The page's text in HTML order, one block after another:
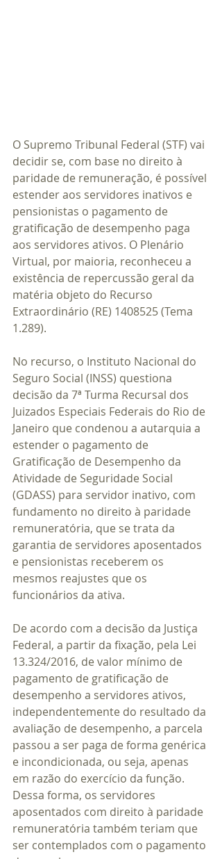
O Supremo Tribunal Federal (STF) vai
decidir se, com base no direito à
paridade de remuneração, é possível
estender aos servidores inativos e
pensionistas o pagamento de
gratificação de desempenho paga
aos servidores ativos. O Plenário
Virtual, por maioria, reconheceu a
existência de repercussão geral da
matéria objeto do Recurso
Extraordinário (RE) 1408525 (Tema
1.289).
No recurso, o Instituto Nacional do
Seguro Social (INSS) questiona
decisão da 7ª Turma Recursal dos
Juizados Especiais Federais do Rio de
Janeiro que condenou a autarquia a
estender o pagamento de
Gratificação de Desempenho da
Atividade de Seguridade Social
(GDASS) para servidor inativo, com
fundamento no direito à paridade
remuneratória, que se trata da
garantia de servidores aposentados
e pensionistas receberem os
mesmos reajustes que os
funcionários da ativa.
De acordo com a decisão da Justiça
Federal, a partir da fixação, pela Lei
13.324/2016, de valor mínimo de
pagamento de gratificação de
desempenho a servidores ativos,
independentemente do resultado da
avaliação de desempenho, a parcela
passou a ser paga de forma genérica
e incondicionada, ou seja, apenas
em razão do exercício da função.
Dessa forma, os servidores
aposentados com direito à paridade
remuneratória também teriam que
ser contemplados com o pagamento